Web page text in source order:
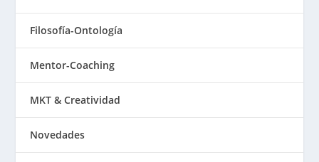
Filosofía-Ontología
Mentor-Coaching
MKT & Creatividad
Novedades